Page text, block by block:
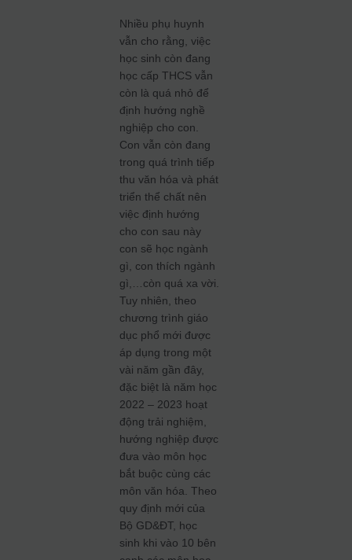
Nhiều phụ huynh
vẫn cho rằng, việc
học sinh còn đang
học cấp THCS vẫn
còn là quá nhỏ để
định hướng nghề
nghiệp cho con.
Con vẫn còn đang
trong quá trình tiếp
thu văn hóa và phát
triển thể chất nên
việc định hướng
cho con sau này
con sẽ học ngành
gì, con thích ngành
gì,…còn quá xa vời.
Tuy nhiên, theo
chương trình giáo
dục phổ mới được
áp dụng trong một
vài năm gần đây,
đặc biệt là năm học
2022 – 2023 hoạt
động trải nghiệm,
hướng nghiệp được
đưa vào môn học
bắt buộc cùng các
môn văn hóa. Theo
quy định mới của
Bộ GD&ĐT, học
sinh khi vào 10 bên